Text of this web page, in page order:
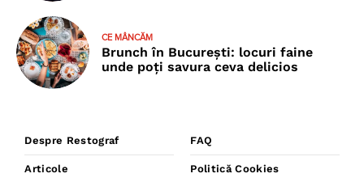
CE MÂNCĂM
Brunch în București: locuri faine
unde poţi savura ceva delicios
Despre Restograf
Articole
FAQ
Politică Cookies